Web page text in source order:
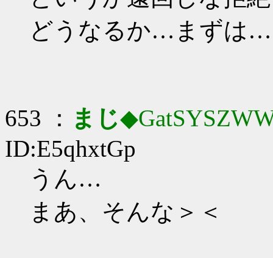
どうなるか…まずは…
653 ： まじ
ID:E5qhxtGp
うん…
まあ、そんな＞＜